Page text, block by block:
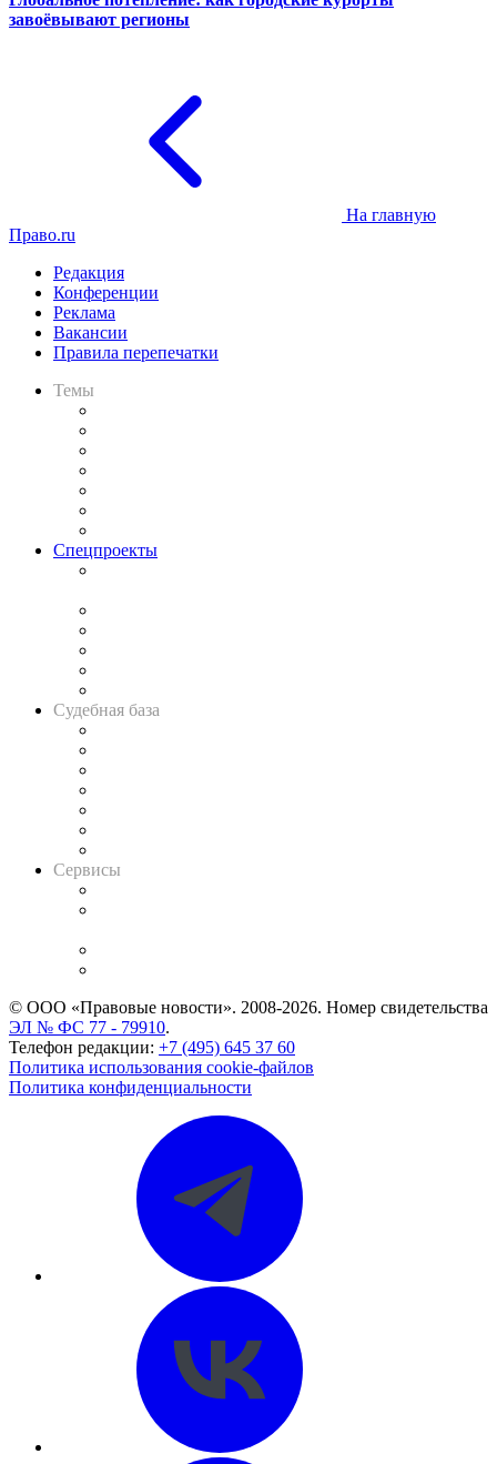
завоёвывают регионы
На главную
Право.ru
Редакция
Конференции
Реклама
Вакансии
Правила перепечатки
Темы
Спецпроекты
Судебная база
Сервисы
© ООО «Правовые новости». 2008-2026. Номер свидетельства
ЭЛ № ФС 77 - 79910.
Телефон редакции: +7 (495) 645 37 60
Политика использования cookie-файлов
Политика конфиденциальности